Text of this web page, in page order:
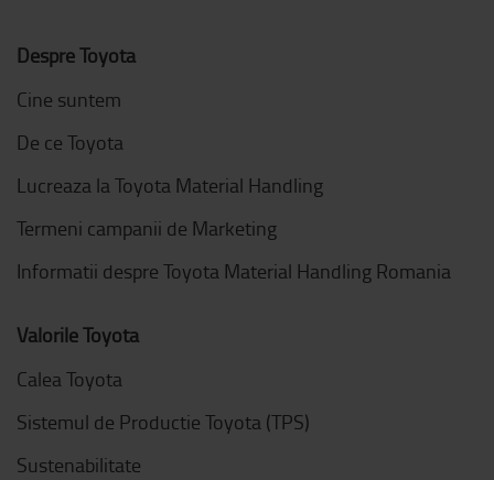
Despre Toyota
Cine suntem
De ce Toyota
Lucreaza la Toyota Material Handling
Termeni campanii de Marketing
Informatii despre Toyota Material Handling Romania
Valorile Toyota
Calea Toyota
Sistemul de Productie Toyota (TPS)
Sustenabilitate